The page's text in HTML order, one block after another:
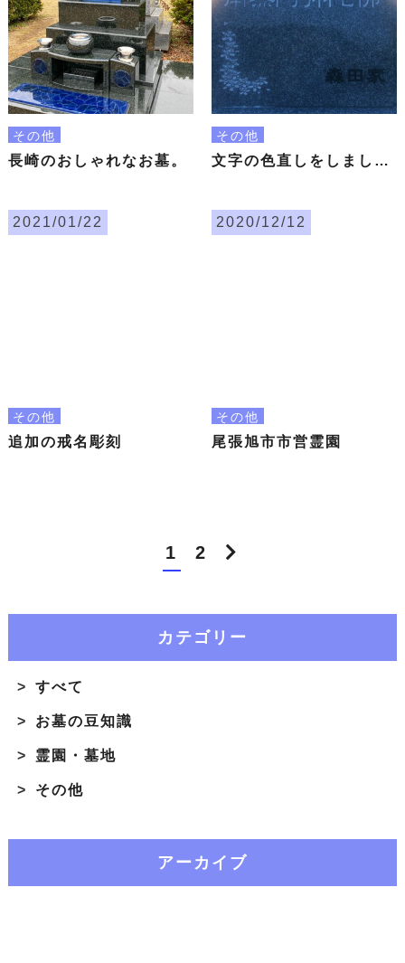
その他
長崎のおしゃれなお墓。
その他
文字の色直しをしました。
その他
追加の戒名彫刻
2021/01/22
その他
尾張旭市市営霊園
2020/12/12
1 2
カテゴリー
すべて
お墓の豆知識
霊園・墓地
その他
アーカイブ